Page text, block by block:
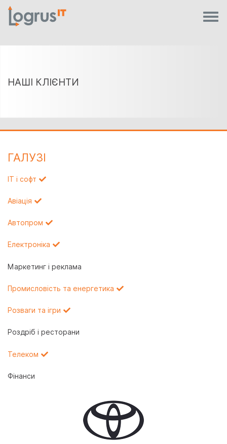
НАШІ КЛІЄНТИ
ГАЛУЗI
IT і софт
Авіація
Автопром
Електроніка
Маркетинг і реклама
Промисловість та енергетика
Розваги та ігри
Роздріб і ресторани
Телеком
Фінанси